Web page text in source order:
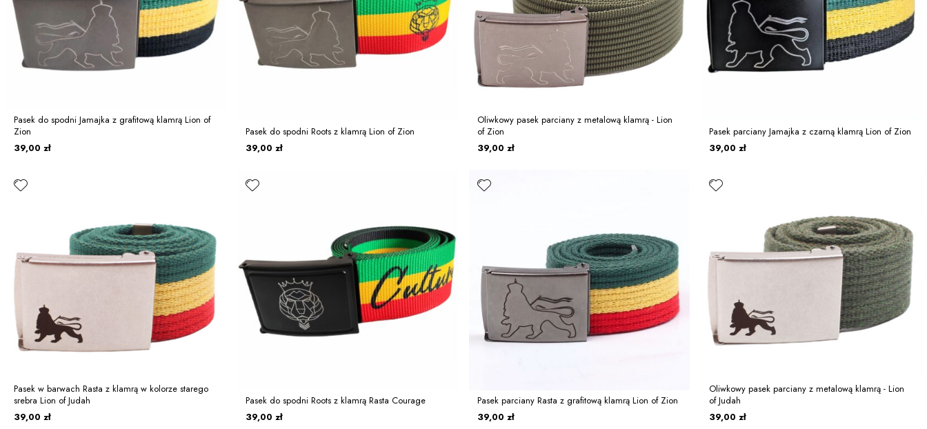
Pasek do spodni Jamajka z grafitową klamrą Lion of
Zion
39,00 zł
Pasek do spodni Roots z klamrą Lion of Zion
39,00 zł
Oliwkowy pasek parciany z metalową klamrą - Lion
of Zion
39,00 zł
Pasek parciany Jamajka z czarną klamrą Lion of Zion
39,00 zł
Pasek w barwach Rasta z klamrą w kolorze starego
srebra Lion of Judah
39,00 zł
Pasek do spodni Roots z klamrą Rasta Courage
39,00 zł
Pasek parciany Rasta z grafitową klamrą Lion of Zion
39,00 zł
Oliwkowy pasek parciany z metalową klamrą - Lion
of Judah
39,00 zł